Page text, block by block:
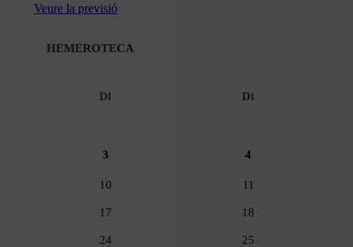
Veure la previsió
HEMEROTECA
Dl Dt
3 4
10 11
17 18
24 25